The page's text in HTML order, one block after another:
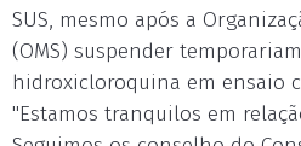
SUS, mesmo após a
(OMS) suspender
hidroxicloroquina em ensaio
"Estamos tranquilos em